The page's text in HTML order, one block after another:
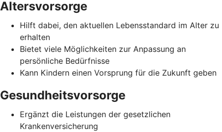
Altersvorsorge
Hilft dabei, den aktuellen Lebensstandard im Alter zu
erhalten
Bietet viele Möglichkeiten zur Anpassung an
persönliche Bedürfnisse
Kann Kindern einen Vorsprung für die Zukunft geben
Gesundheitsvorsorge
Ergänzt die Leistungen der gesetzlichen
Krankenversicherung